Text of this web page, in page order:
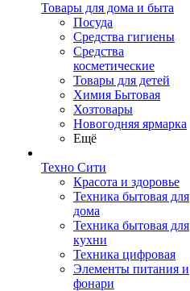
Товары для дома и быта
Посуда
Средства гигиены
Средства
косметические
Товары для детей
Химия Бытовая
Хозтовары
Новогодняя ярмарка
Ещё
Техно Сити
Красота и здоровье
Техника бытовая для
дома
Техника бытовая для
кухни
Техника цифровая
Элементы питания и
фонари